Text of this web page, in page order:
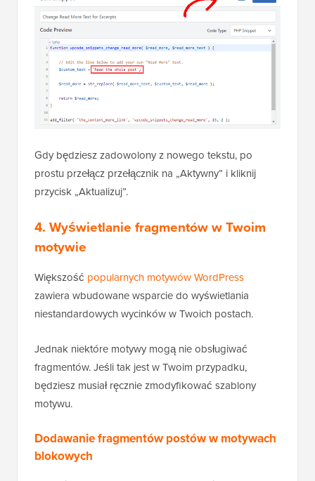
Gdy będziesz zadowolony z nowego tekstu, po
prostu przełącz przełącznik na „Aktywny” i kliknij
przycisk „Aktualizuj”.
4. Wyświetlanie fragmentów w Twoim
motywie
Większość popularnych motywów WordPress
zawiera wbudowane wsparcie do wyświetlania
niestandardowych wycinków w Twoich postach.
Jednak niektóre motywy mogą nie obsługiwać
fragmentów. Jeśli tak jest w Twoim przypadku,
będziesz musiał ręcznie zmodyfikować szablony
motywu.
Dodawanie fragmentów postów w motywach
blokowych